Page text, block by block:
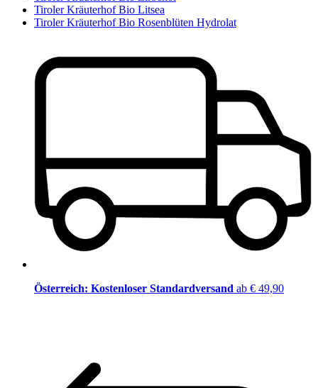
Tiroler Kräuterhof Bio Litsea
Tiroler Kräuterhof Bio Rosenblüten Hydrolat
Österreich: Kostenloser Standardversand ab € 49,90